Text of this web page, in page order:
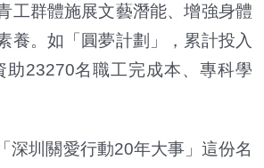
工群體施展文藝潛能、增強身體
養。如「圓夢計劃」，累計投入
助23270名職工完成本、專科學
深圳關愛行動20年大事」這份名